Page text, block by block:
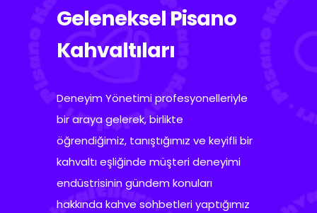
Geleneksel Pisano
Kahvaltıları
Deneyim Yönetimiprofesyonelleriyle
birarayagelerek,birlikte
öğrendiğimiz, tanıştığımız ve keyifli bir
kahvaltı eşliğinde müşteri deneyimi
endüstrisinin gündem konuları
hakkında kahve sohbetleri yaptığımız